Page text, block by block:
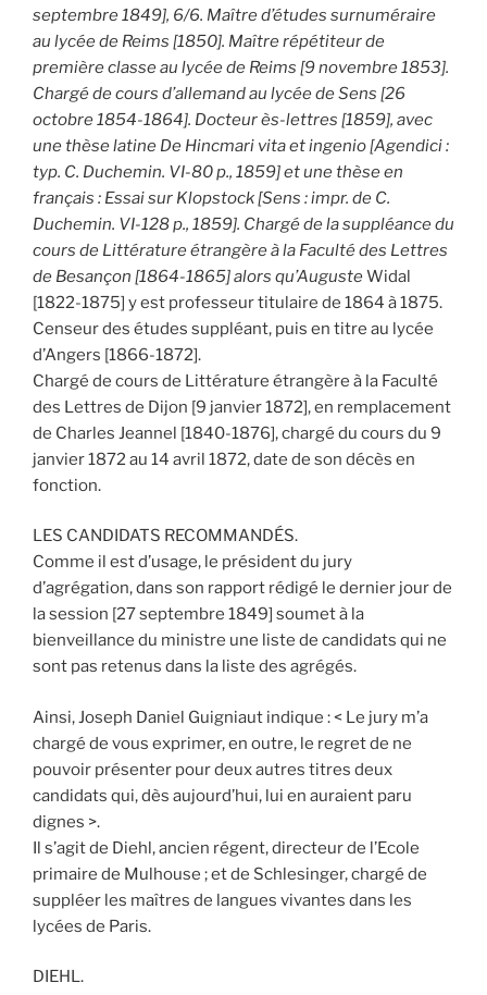
septembre 1849], 6/6. Maître d’études surnuméraire
au lycée de Reims [1850]. Maître répétiteur de
première classe au lycée de Reims [9 novembre 1853].
Chargé de cours d’allemand au lycée de Sens [26
octobre 1854-1864]. Docteur ès-lettres [1859], avec
une thèse latine De Hincmari vita et ingenio [Agendici :
typ. C. Duchemin. VI-80 p., 1859] et une thèse en
français : Essai sur Klopstock [Sens : impr. de C.
Duchemin. VI-128 p., 1859]. Chargé de la suppléance du
cours de Littérature étrangère à la Faculté des Lettres
de Besançon [1864-1865] alors qu’AugusteWidal
[1822-1875] y est professeur titulaire de 1864 à 1875.
Censeur des études suppléant, puis en titre au lycée
d’Angers [1866-1872].
Chargé de cours de Littérature étrangère à la Faculté
des Lettres de Dijon [9 janvier 1872], en remplacement
de Charles Jeannel [1840-1876], chargé du cours du 9
janvier 1872 au 14 avril 1872, date de son décès en
fonction.
LES CANDIDATS RECOMMANDÉS.
Comme il est d’usage, le président du jury
d’agrégation, dans son rapport rédigé le dernier jour de
la session [27 septembre 1849] soumet à la
bienveillance du ministre une liste de candidats qui ne
sont pas retenus dans la liste des agrégés.
Ainsi, Joseph Daniel Guigniaut indique : < Le jury m’a
chargé de vous exprimer, en outre, le regret de ne
pouvoir présenter pour deux autres titres deux
candidats qui, dès aujourd’hui, lui en auraient paru
dignes >.
Il s’agit de Diehl, ancien régent, directeur de l’Ecole
primaire de Mulhouse ; et de Schlesinger, chargé de
suppléer les maîtres de langues vivantes dans les
lycées de Paris.
DIEHL.